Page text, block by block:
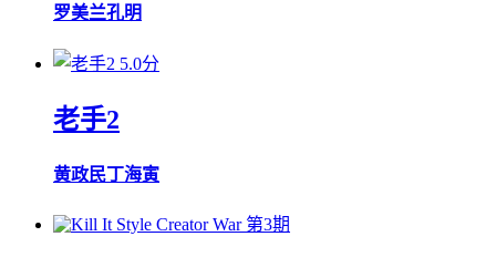
罗美兰孔明
5.0分
老手2
黄政民丁海寅
第3期